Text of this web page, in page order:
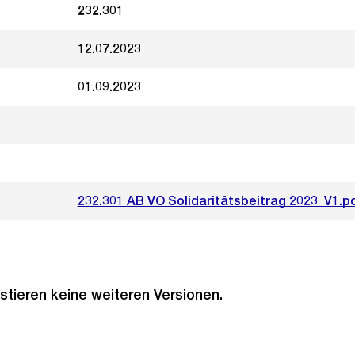
232.301
12.07.2023
01.09.2023
232.301 AB VO Solidaritätsbeitrag
keine weiteren Versionen.